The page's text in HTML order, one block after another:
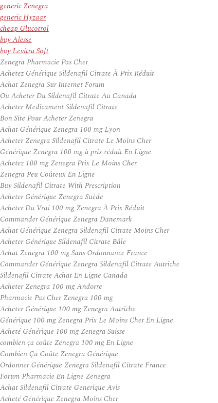
generic Zenegra
generic Hyzaar
cheap Glucotrol
buy Alesse
buy Levitra Soft
Zenegra Pharmacie Pas Cher
Achetez Générique Sildenafil Citrate À Prix Réduit
Achat Zenegra Sur Internet Forum
Ou Acheter Du Sildenafil Citrate Au Canada
Acheter Medicament Sildenafil Citrate
Bon Site Pour Acheter Zenegra
Achat Générique Zenegra 100 mg Lyon
Acheter Zenegra Sildenafil Citrate Le Moins Cher
Générique Zenegra 100 mg à prix réduit En Ligne
Achetez 100 mg Zenegra Prix Le Moins Cher
Zenegra Peu Coûteux En Ligne
Buy Sildenafil Citrate With Prescription
Acheter Générique Zenegra Suède
Acheter Du Vrai 100 mg Zenegra À Prix Réduit
Commander Générique Zenegra Danemark
Achat Générique Zenegra Sildenafil Citrate Moins Cher
Acheter Générique Sildenafil Citrate Bâle
Achat Zenegra 100 mg Sans Ordonnance France
Commander Générique Zenegra Sildenafil Citrate Autriche
Sildenafil Citrate Achat En Ligne Canada
Acheter Zenegra 100 mg Andorre
Pharmacie Pas Cher Zenegra 100 mg
Acheter Générique 100 mg Zenegra Autriche
Générique 100 mg Zenegra Prix Le Moins Cher En Ligne
Acheté Générique 100 mg Zenegra Suisse
combien ça coûte Zenegra 100 mg En Ligne
Combien Ça Coûte Zenegra Générique
Ordonner Générique Zenegra Sildenafil Citrate France
Forum Pharmacie En Ligne Zenegra
Achat Sildenafil Citrate Generique Avis
Acheté Générique Zenegra Moins Cher